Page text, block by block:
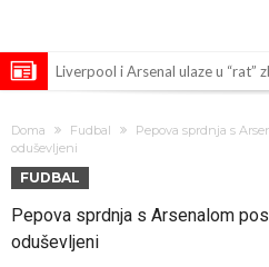
Liverpool i Arsenal ulaze u “rat”
fudbaler Barcelone
Engleski reprezentativac
Suđenje o smrti Maradone: Noge
oprati
Ko je pomogao Rodriju da
Doma Fudbal
Pepova sprdnja s
oduševljeni
FUDBAL
Pepova sprdnja s Arsenalom
oduševljeni